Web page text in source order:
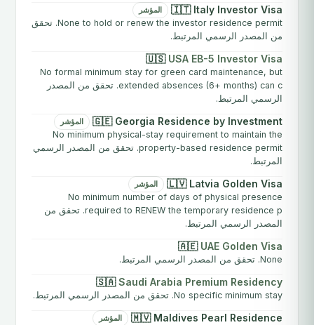
🇮🇹 Italy Investor Visa المؤشر
None to hold or renew the investor residence permit. تحقق
من المصدر الرسمي المرتبط.
🇺🇸 USA EB-5 Investor Visa
No formal minimum stay for green card maintenance, but
extended absences (6+ months) can c. تحقق من المصدر
الرسمي المرتبط.
🇬🇪 Georgia Residence by Investment المؤشر
No minimum physical-stay requirement to maintain the
property-based residence permit. تحقق من المصدر الرسمي
المرتبط.
🇱🇻 Latvia Golden Visa المؤشر
No minimum number of days of physical presence
required to RENEW the temporary residence p. تحقق من
المصدر الرسمي المرتبط.
🇦🇪 UAE Golden Visa
None. تحقق من المصدر الرسمي المرتبط.
🇸🇦Saudi Arabia Premium Residency
No specific minimum stay. تحقق من المصدر الرسمي المرتبط.
🇲🇻 Maldives Pearl Residence المؤشر